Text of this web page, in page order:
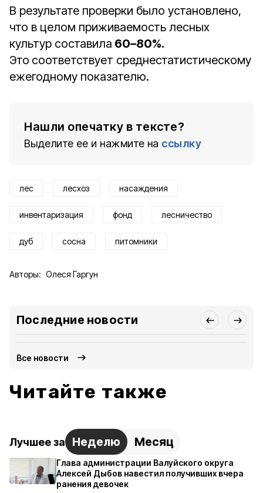
В результате проверки было установлено,
что в целом приживаемость лесных
культур составила 60–80%.
Это соответствует среднестатистическому
ежегодному показателю.
Нашли опечатку в тексте?
Выделите ее и нажмите на ссылку
лес лесхоз насаждения
инвентаризация фонд лесничество
дуб сосна питомники
Авторы: Олеся Гаргун
Последние новости
Все новости
Читайте также
Лучшее за Неделю Месяц
Глава администрации Валуйского округа
Алексей Дыбов навестил получивших вчера
ранения девочек